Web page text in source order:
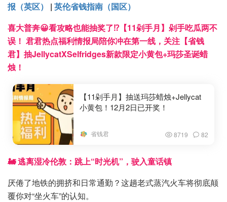
报（英区）
| 英伦省钱指南（国区）
喜大普奔😀看攻略也能抽奖了⁉️【11剁手月】剁手吃瓜两不
误！ 君君热点福利情报局陪你冲在第一线，关注【省钱
君】抽JellycatXSelfridges新款限定小黄包+玛莎圣诞蜡
烛！
【11剁手月】抽送玛莎蜡烛+Jellycat
小黄包！12月2日已开奖！
省钱君 8719 82
🚂 逃离湿冷伦敦：跳上“时光机”，驶入童话镇
厌倦了地铁的拥挤和日常通勤？这趟老式蒸汽火车将彻底颠
覆你对“坐火车”的认知。